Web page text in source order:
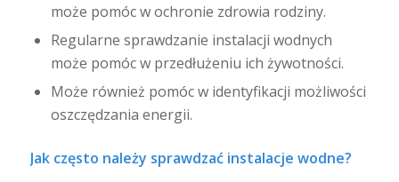
może pomóc w ochronie zdrowia rodziny.
Regularne sprawdzanie instalacji wodnych
może pomóc w przedłużeniu ich żywotności.
Może również pomóc w identyfikacji możliwości
oszczędzania energii.
Jak często należy sprawdzać instalacje wodne?